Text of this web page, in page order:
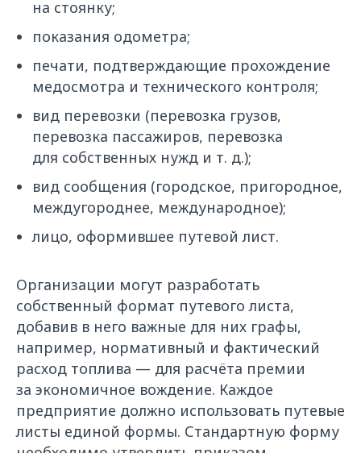
на стоянку;
показания одометра;
печати, подтверждающие прохождение
медосмотра и технического контроля;
вид перевозки (перевозка грузов,
перевозка пассажиров, перевозка
для собственных нужд и т. д.);
вид сообщения (городское, пригородное,
междугороднее, международное);
лицо, оформившее путевой лист.
Организации могут разработать
собственный формат путевого листа,
добавив в него важные для них графы,
например, нормативный и фактический
расход топлива — для расчёта премии
за экономичное вождение. Каждое
предприятие должно использовать путевые
листы единой формы. Стандартную форму